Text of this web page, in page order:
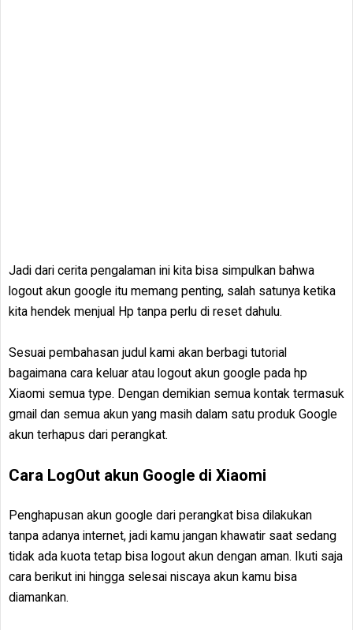
Jadi dari cerita pengalaman ini kita bisa simpulkan bahwa
logout akun google itu memang penting, salah satunya ketika
kita hendek menjual Hp tanpa perlu di reset dahulu.
Sesuai pembahasan judul kami akan berbagi tutorial
bagaimana cara keluar atau logout akun google pada hp
Xiaomi semua type. Dengan demikian semua kontak termasuk
gmail dan semua akun yang masih dalam satu produk Google
akun terhapus dari perangkat.
Cara LogOut akun Google di Xiaomi
Penghapusan akun google dari perangkat bisa dilakukan
tanpa adanya internet, jadi kamu jangan khawatir saat sedang
tidak ada kuota tetap bisa logout akun dengan aman. Ikuti saja
cara berikut ini hingga selesai niscaya akun kamu bisa
diamankan.